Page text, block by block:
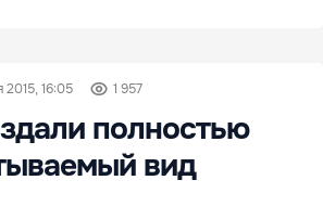
2015, 16:05 1 957
полностью
вид